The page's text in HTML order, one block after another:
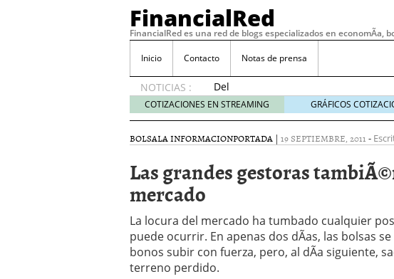
FinancialRed
FinancialRed es una red de blogs especializados en economÃ­a,
Inicio Contacto Notas de prensa
NOTICIAS :
Del
depósito
a la
cómo
cambiando
ahorro
en
España
05/08/2026
COTIZACIONES EN STREAMING GRÁFICOS
BOLSALA INFORMACIONPORTADA | 19 SEPTIEMBRE, 2011 -
Las grandes gestoras
mercado
La locura del mercado ha tumbado cualquier
puede ocurrir. En apenas dos dÃ­as, las bolsas
bonos subir con fuerza, pero, al dÃ­a siguiente,
terreno perdido.